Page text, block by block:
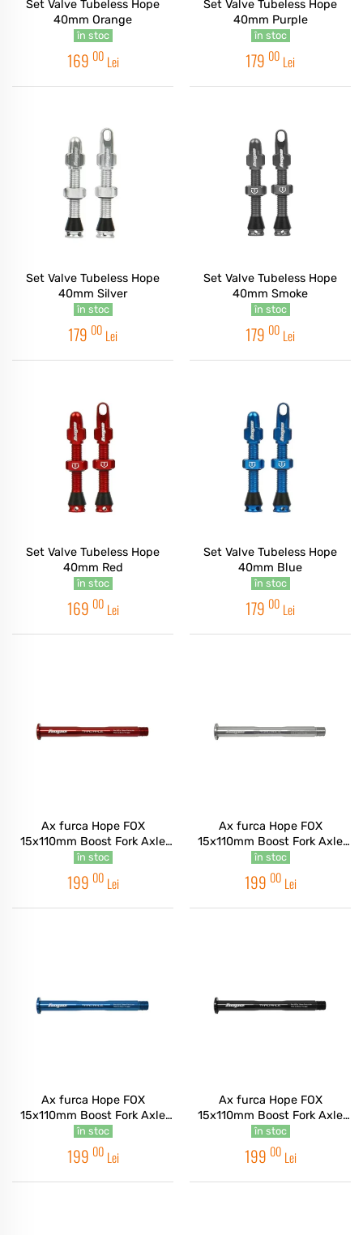
Set Valve Tubeless Hope
40mm Orange
în stoc
169 00 Lei
Set Valve Tubeless Hope
40mm Purple
în stoc
179 00 Lei
Set Valve Tubeless Hope
40mm Silver
în stoc
179 00 Lei
Set Valve Tubeless Hope
40mm Smoke
în stoc
179 00 Lei
Set Valve Tubeless Hope
40mm Red
în stoc
169 00 Lei
Set Valve Tubeless Hope
40mm Blue
în stoc
179 00 Lei
Ax furca Hope FOX
15x110mm Boost Fork Axle
Red
în stoc
199 00 Lei
Ax furca Hope FOX
15x110mm Boost Fork Axle
Silver
în stoc
199 00 Lei
Ax furca Hope FOX
15x110mm Boost Fork Axle
Blue
în stoc
199 00 Lei
Ax furca Hope FOX
15x110mm Boost Fork Axle
Black
în stoc
199 00 Lei